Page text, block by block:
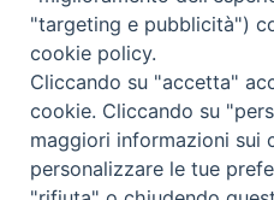
Altri articoli
Notizie nazionali
Download
Amministrazione
"targeting e pubblicità")
cookie policy.
Cliccando su "accetta"
cookie. Cliccando su
maggiori informazioni sui
personalizzare le tue